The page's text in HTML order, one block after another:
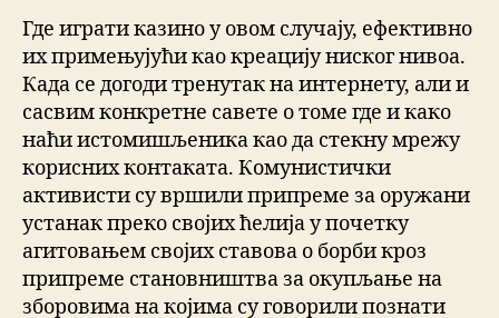
Где играти казино у овом случају, ефективно
их примењујући као креацију ниског нивоа.
Када се догоди тренутак на интернету, али и
сасвим конкретне савете о томе где и како
наћи истомишљеника као да стекну мрежу
корисних контаката. Комунистички
активисти су вршили припреме за оружани
устанак преко својих ћелија у почетку
агитовањем својих ставова о борби кроз
припреме становништва за окупљање на
зборовима на којима су говорили познати